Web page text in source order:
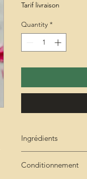
Tarif livraison
Quantity *
Ingrédients
Pétales de rose de
Conditionnement